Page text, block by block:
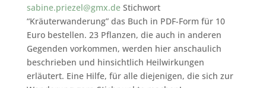
sabine.priezel@gmx.deStichwort
“Kräuterwanderung” das Buch in PDF-Form für 10
Euro bestellen. 23 Pflanzen, die auch in anderen
Gegenden vorkommen, werden hier anschaulich
beschrieben und hinsichtlich Heilwirkungen
erläutert. Eine Hilfe, für alle diejenigen, die sich zur